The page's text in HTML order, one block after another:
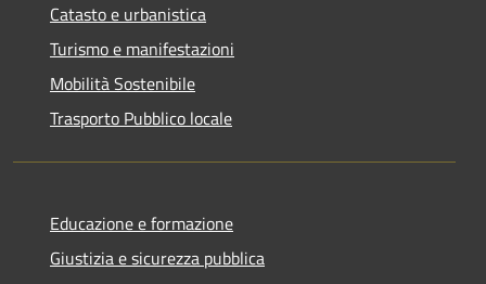
Catasto e urbanistica
Turismo e manifestazioni
Mobilità Sostenibile
Trasporto Pubblico locale
Educazione e formazione
Giustizia e sicurezza pubblica